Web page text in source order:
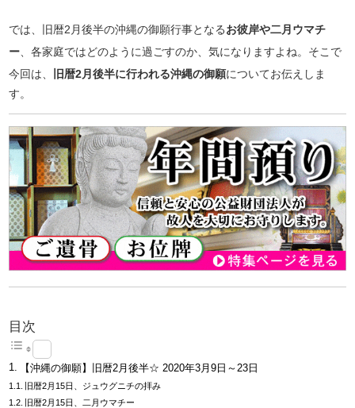
では、旧暦2月後半の沖縄の御願行事となるお彼岸や二月ウマチ
ー、各家庭ではどのように過ごすのか、気になりますよね。そこで
今回は、
旧暦2月後半に行われる沖縄の御願についてお伝えしま
す。
目次
【沖縄の御願】旧暦2月後半☆ 2020年3月9日～23日
旧暦2月15日、ジュウグニチの拝み
旧暦2月15日、二月ウマチー